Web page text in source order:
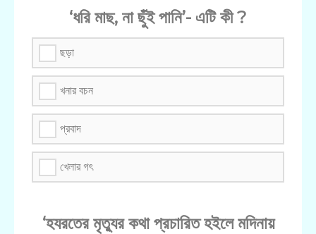
‘ধরি মাছ, না ছুঁই পানি’- এটি কী ?
ছড়া
খনার বচন
প্রবাদ
খেলার গৎ
‘হযরতের মৃত্যুর কথা প্রচারিত হইলে মদিনায়